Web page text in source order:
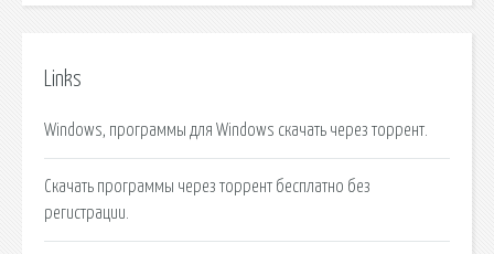
Links
Windows, программы для Windows скачать через торрент.
Скачать программы через торрент бесплатно без
регистрации.